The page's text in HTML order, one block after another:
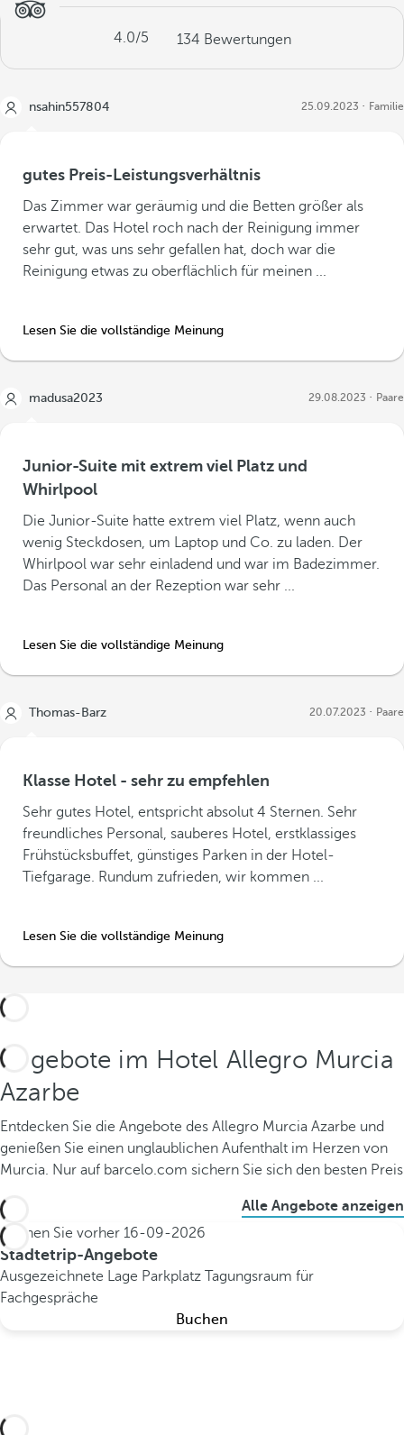
4.0/5 134 Bewertungen
nsahin557804 25.09.2023 Familie
gutes Preis-Leistungsverhältnis
Das Zimmer war geräumig und die Betten größer als
erwartet. Das Hotel roch nach der Reinigung immer
sehr gut, was uns sehr gefallen hat, doch war die
Reinigung etwas zu oberflächlich für meinen ...
Lesen Sie die vollständige Meinung
madusa2023 29.08.2023 Paare
Junior-Suite mit extrem viel Platz und
Whirlpool
Die Junior-Suite hatte extrem viel Platz, wenn auch
wenig Steckdosen, um Laptop und Co. zu laden. Der
Whirlpool war sehr einladend und war im Badezimmer.
Das Personal an der Rezeption war sehr ...
Lesen Sie die vollständige Meinung
Thomas-Barz 20.07.2023 Paare
Klasse Hotel - sehr zu empfehlen
Sehr gutes Hotel, entspricht absolut 4 Sternen. Sehr
freundliches Personal, sauberes Hotel, erstklassiges
Frühstücksbuffet, günstiges Parken in der Hotel-
Tiefgarage. Rundum zufrieden, wir kommen ...
Lesen Sie die vollständige Meinung
Angebote im Hotel Allegro Murcia
Azarbe
Entdecken Sie die Angebote des Allegro Murcia Azarbe und
genießen Sie einen unglaublichen Aufenthalt im Herzen von
Murcia. Nur auf barcelo.com sichern Sie sich den besten Preis
Alle Angebote anzeigen
Buchen Sie vorher 16-09-2026
Städtetrip-Angebote
Ausgezeichnete Lage Parkplatz Tagungsraum für
Fachgespräche
Buchen